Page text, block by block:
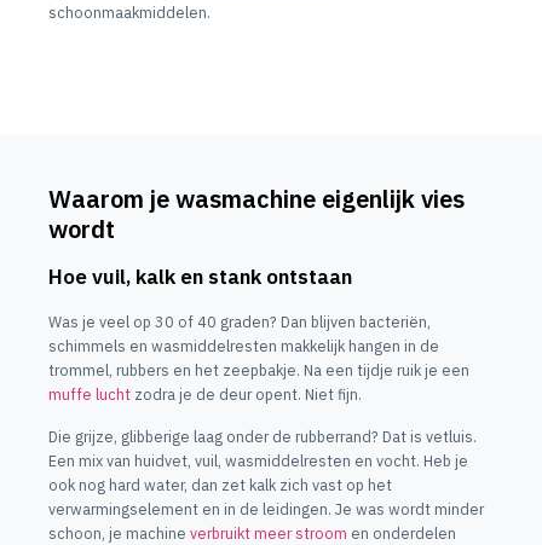
schoonmaakmiddelen.
Waarom je wasmachine eigenlijk vies
wordt
Hoe vuil, kalk en stank ontstaan
Was je veel op 30 of 40 graden? Dan blijven bacteriën,
schimmels en wasmiddelresten makkelijk hangen in de
trommel, rubbers en het zeepbakje. Na een tijdje ruik je een
muffe lucht zodra je de deur opent. Niet fijn.
Die grijze, glibberige laag onder de rubberrand? Dat is vetluis.
Een mix van huidvet, vuil, wasmiddelresten en vocht. Heb je
ook nog hard water, dan zet kalk zich vast op het
verwarmingselement en in de leidingen. Je was wordt minder
schoon, je machine verbruikt meer stroom en onderdelen